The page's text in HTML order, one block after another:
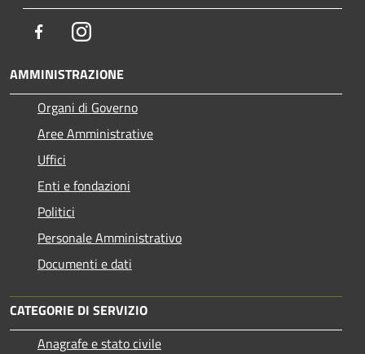
FacebookInstagram
AMMINISTRAZIONE
Organi di Governo
Aree Amministrative
Uffici
Enti e fondazioni
Politici
Personale Amministrativo
Documenti e dati
CATEGORIE DI SERVIZIO
Anagrafe e stato civile